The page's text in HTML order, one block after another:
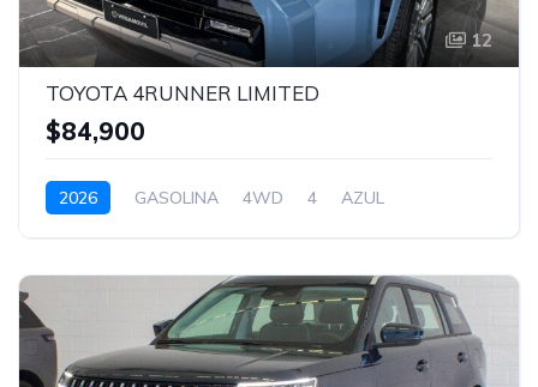
12
TOYOTA 4RUNNER LIMITED
$84,900
2026 GASOLINA 4WD 4 AZUL